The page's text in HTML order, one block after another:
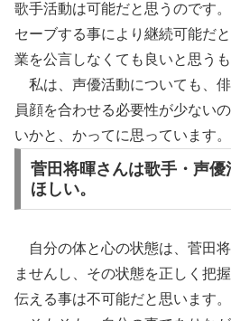
歌手活動は可能だと 思うのです
セーブする事により継続可能だ
業を公言しなくても良いと思うも
私は、声優活動についても、
員顔を合わせる必要性が少ない
いかと、かってに思っています。
菅田将暉さんは歌手・声
ほしい。
自分の体と心の状態は、菅田
ませんし、 その状態を正しく把握
伝える事は不可能だと思います。